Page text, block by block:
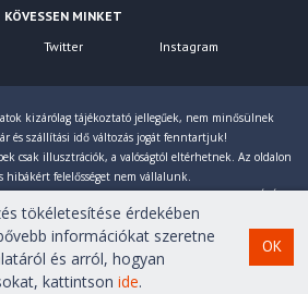
KÖVESSEN MINKET
Twitter Instagram
kizárólag tájékoztató jellegűek, nem minősülnek
és szállítási idő változás jogát fenntartjuk!
csak illusztrációk, a valóságtól eltérhetnek. Az oldalon
hibákért felelősséget nem vállalunk.
számoljuk!
Kft. Minden jog
tökéletesítése érdekében
információkat szeretne
és arról, hogyan
kattintsonide.
OK